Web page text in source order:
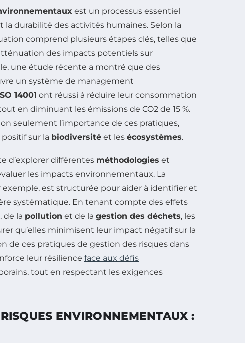
est un processus essentiel
durabilité des activités humaines. Selon la
comprend plusieurs étapes clés, telles que
des impacts potentiels sur
une étude récente a montré que des
un système de management
14001 ont réussi à réduire leur consommation
en diminuant les émissions de CO2 de 15 %.
seulement l’importance de ces pratiques,
sur la biodiversité et les écosystèmes.
d’explorer différentes méthodologies et
les impacts environnementaux. La
exemple, est structurée pour aider à identifier et
systématique. En tenant compte des effets
, de la pollution et de la gestion des déchets, les
qu’elles minimisent leur impact négatif sur la
de ces pratiques de gestion des risques dans
leur résilience face aux défis
tout en respectant les exigences
ENVIRONNEMENTAUX :